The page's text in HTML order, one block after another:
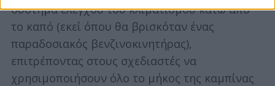
σύστημα ελέγχου του κλιματισμού κάτω από
το καπό (εκεί όπου θα βρισκόταν ένας
παραδοσιακός βενζινοκινητήρας),
επιτρέποντας στους σχεδιαστές να
χρησιμοποιήσουν όλο το μήκος της καμπίνας